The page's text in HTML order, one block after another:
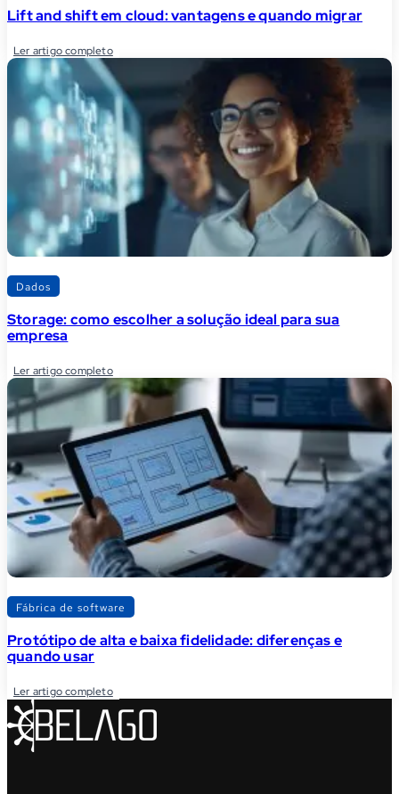
Lift and shift em cloud: vantagens e quando migrar
Ler artigo completo
Dados
Storage: como escolher a solução ideal para sua
empresa
Ler artigo completo
Fábrica de software
Protótipo de alta e baixa fidelidade: diferenças e
quando usar
Ler artigo completo